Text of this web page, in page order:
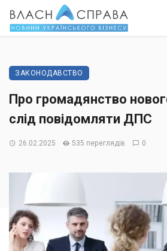
ЗАКОНОДАВСТВО
Про громадянство
слід повідомляти ДПС
26.02.2025 535 переглядів 0